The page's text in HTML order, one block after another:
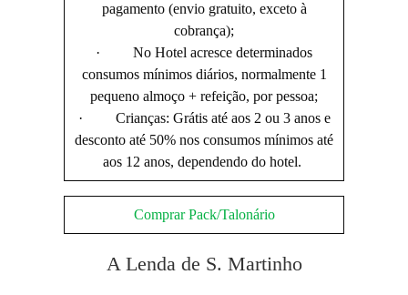
pagamento (envio gratuito, exceto à
cobrança);
· No Hotel acresce determinados
consumos mínimos diários, normalmente 1
pequeno almoço + refeição, por pessoa;
· Crianças: Grátis até aos 2 ou 3 anos e
desconto até 50% nos consumos mínimos até
aos 12 anos, dependendo do hotel.
Comprar Pack/Talonário
A Lenda de S. Martinho